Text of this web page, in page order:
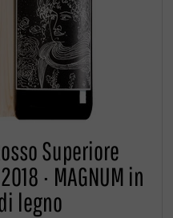
Superiore
· MAGNUM in
legno